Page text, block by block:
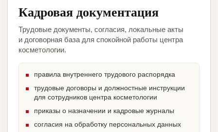
Кадровая документация
Трудовые документы, согласия, локальные акты
и договорная база для спокойной работы центра
косметологии.
правила внутреннего трудового распорядка
трудовые договоры и должностные инструкции
для сотрудников центра косметологии
приказы о назначении и кадровые журналы
согласия на обработку персональных данных